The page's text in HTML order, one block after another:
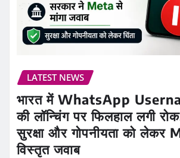
LATEST NEWS
भारत में WhatsApp
की लॉन्चिंग पर फिलहाल लगी
सुरक्षा और गोपनीयता को लेकर
विस्तृत जवाब